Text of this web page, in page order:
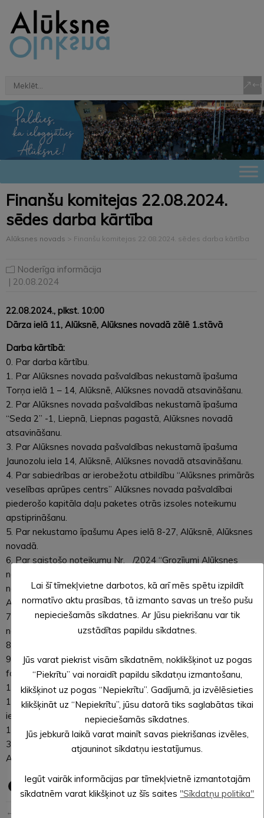
Finanšu komitejas 22.08.2024.
sēdes darba kārtība
Alūksnes novads > Finanšu komitejas 22.08.2024. sēdes darba kārtība
Noderīga informācija
| 20.08.2024
22.08.2024., plkst. 10:00
Dārza ielā 11, Alūksnē, Alūksnes novadā zālē 1.stāvā
Darba kārtībā:
0. Par darba kārtību.
1. Par Alūksnes novada pašvaldības nekustamā īpašuma
Torņa ielā 1 – 14, Alūksnē, Alūksnes novadā atsavināšanu.
2. Par Alūksnes novada pašvaldības nekustamā īpašuma
“Seda 2” -1, Liepnā, Liepnas pagastā, Alūksnes novadā
atsavināšanu.
3. Par Alūksnes novada pašvaldības nekustamā īpašuma
Jaunozolu iela 14, Alūksnē, Alūksnes novadā atsavināšanu.
4. Par sabiedrības ar ierobežotu atbildību “Alūksnes primārās
veselības aprūpes centrs” Alūksnes novada pašvaldībai
piederošo kapitāla daļu paketes otrās izsoles noteikumu
apstiprināšanu.
5. Par nekustamo īpašumu Apes ielā 8-27, Alūksnē, Alūksnes
novadā.
6. Par saistošo noteikumu Nr. _/2024 “Grozījumi Alūksnes
novada pašvaldības domes 2022. gada 2. maija saistošajos
noteikumos Nr. 11/2022 “Par sociālajiem pakalpojumiem
Alūksnes novadā”” izdošanu.
7. Par noteikumu “Kārtība, kādā tiek izmantota Alūksnes
novada pašvaldības manta” apstiprināšanu.
8. Par projektu “Esi vesels Bānīša zemē!”.
9. Par ziedojumu nodibinājumam “Alūksnes un Apes novada
fonds”.
10. Par finansējuma piešķiršanu Latvijas Biatlona federācijai.
11. Par līdzekļu izdalīšanu no atsavināšanas procesā
iegūtajiem līdzekļiem pazemes gāzes tvertņu izpirkšanai.
12. Par grozījumiem Alūksnes novada pašvaldības domes
30.11.2023. lēmumā Nr. 379 “Par amata vietām un atlīdzību
Alūksnes novada Sociālo lietu pārvaldei”.
← Iepriekšējā ziņa
Lai šī tīmekļvietne darbotos, kā arī mēs spētu izpildīt
normatīvo aktu prasības, tā izmanto savas un trešo pušu
nepieciešamās sīkdatnes. Ar Jūsu piekrišanu var tik
uzstādītas papildu sīkdatnes.
Jūs varat piekrist visām sīkdatnēm, noklikšķinot uz pogas
“Piekrītu” vai noraidīt papildu sīkdatņu izmantošanu,
klikšķinot uz pogas “Nepiekrītu”. Gadījumā, ja izvēlēsieties
klikšķināt uz “Nepiekrītu”, jūsu datorā tiks saglabātas tikai
nepieciešamās sīkdatnes.
Jūs jebkurā laikā varat mainīt savas piekrišanas izvēles,
atjauninot sīkdatņu iestatījumus.
Iegūt vairāk informācijas par tīmekļvietnē izmantotajām
sīkdatnēm varat klikšķinot uz šīs saites "Sīkdatņu politika"